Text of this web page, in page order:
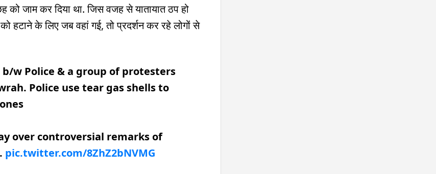
को जाम कर दिया था. जिस वजह से यातायात ठप हो
हटाने के लिए जब वहां गई, तो प्रदर्शन कर रहे लोगों से
b/w Police & a group of protesters
Police use tear gas shells to
over controversial remarks of
pic.twitter.com/8ZhZ2bNVMG